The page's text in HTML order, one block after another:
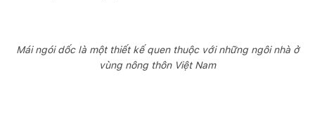
Mái ngói dốc là một thiết kế quen thuộc với những ngôi nhà ở
vùng nông thôn Việt Nam